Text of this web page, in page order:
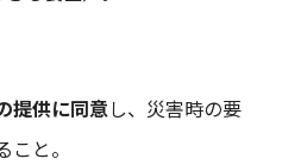
提供に同意し、災害時の要
こと。